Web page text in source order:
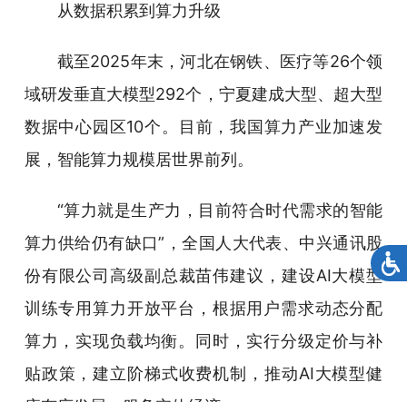
从数据积累到算力升级
截至2025年末，河北在钢铁、医疗等26个领
域研发垂直大模型292个，宁夏建成大型、超大型
数据中心园区10个。目前，我国算力产业加速发
展，智能算力规模居世界前列。
“算力就是生产力，目前符合时代需求的智能
算力供给仍有缺口”，全国人大代表、中兴通讯股
份有限公司高级副总裁苗伟建议，建设AI大模型
训练专用算力开放平台，根据用户需求动态分配
算力，实现负载均衡。同时，实行分级定价与补
贴政策，建立阶梯式收费机制，推动AI大模型健